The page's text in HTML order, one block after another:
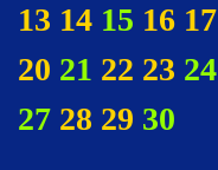
13 14 15 16 17
20 21 22 23 24
27 28 29 30